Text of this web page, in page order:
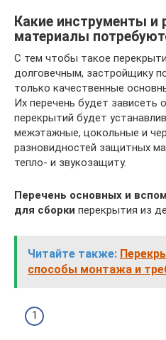
Какие инструменты и
материалы
С тем чтобы такое
долговечным, застройщику
только качественные
Их перечень будет зависеть
перекрытий будет
межэтажные, цокольные и
разновидностей защитных
тепло- и звукозащиту.
Перечень основных и
для сборки перекрытия из
Читайте также:
способы монтажа и